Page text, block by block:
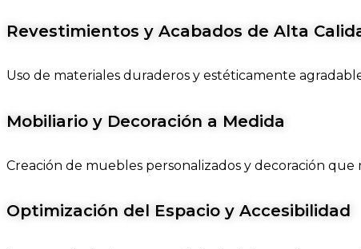
Revestimientos y Acabados de Alta
Uso de materiales duraderos y estéticamente
Mobiliario y Decoración a Medida
Creación de muebles personalizados y decoración
Optimización del Espacio y Accesibilidad